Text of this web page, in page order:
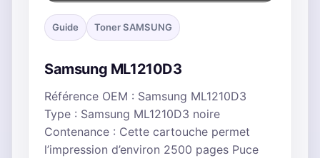
Guide Toner SAMSUNG
Samsung ML1210D3
Référence OEM : Samsung ML1210D3
Type : Samsung ML1210D3 noire
Contenance : Cette cartouche permet
l’impression d’environ 2500 pages Puce